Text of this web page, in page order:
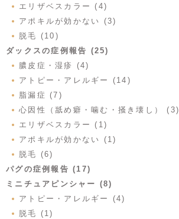
エリザベスカラー (4)
アポキルが効かない (3)
脱毛 (10)
ダックスの症例報告 (25)
膿皮症・湿疹 (4)
アトピー・アレルギー (14)
脂漏症 (7)
心因性（舐め癖・噛む・掻き壊し） (3)
エリザベスカラー (1)
アポキルが効かない (1)
脱毛 (6)
パグの症例報告 (17)
ミニチュアピンシャー (8)
アトピー・アレルギー (4)
脱毛 (1)